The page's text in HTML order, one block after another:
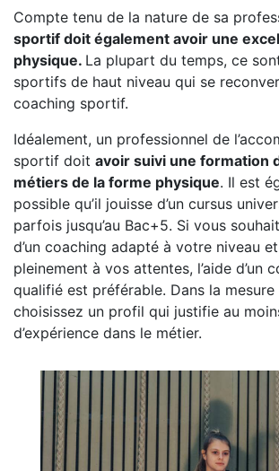
Compte tenu de la nature de sa
sportif doit également avoir une
physique. La plupart du temps, ce
sportifs de haut niveau qui se
coaching sportif.
Idéalement, un professionnel de
sportif doit avoir suivi une formation
métiers de la forme physique. Il est
possible qu’il jouisse d’un cursus
parfois jusqu’au Bac+5. Si vous
d’un coaching adapté à votre niveau
pleinement à vos attentes, l’aide d’un
qualifié est préférable. Dans la
choisissez un profil qui justifie au
d’expérience dans le métier.